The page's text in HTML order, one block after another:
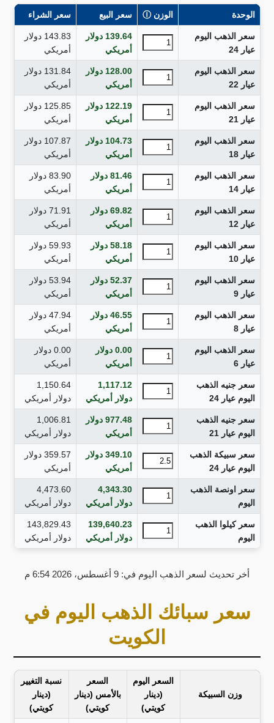
الوحدة الوزنⒾ سعر البيع سعر الشراء
سعر الذهب اليوم
عيار 24
139.64 دولار
أمريكي
143.83 دولار
أمريكي
سعر الذهب اليوم
عيار 22
128.00 دولار
أمريكي
131.84 دولار
أمريكي
سعر الذهب اليوم
عيار 21
122.19 دولار
أمريكي
125.85 دولار
أمريكي
سعر الذهب اليوم
عيار 18
104.73 دولار
أمريكي
107.87 دولار
أمريكي
سعر الذهب اليوم
عيار 14
81.46 دولار
أمريكي
83.90 دولار
أمريكي
سعر الذهب اليوم
عيار 12
69.82 دولار
أمريكي
71.91 دولار
أمريكي
سعر الذهب اليوم
عيار 10
58.18 دولار
أمريكي
59.93 دولار
أمريكي
سعر الذهب اليوم
عيار 9
52.37 دولار
أمريكي
53.94 دولار
أمريكي
سعر الذهب اليوم
عيار 8
46.55 دولار
أمريكي
47.94 دولار
أمريكي
سعر الذهب اليوم
عيار 6
0.00 دولار
أمريكي
0.00 دولار
أمريكي
سعر جنيه الذهب
اليوم عيار 24
1,117.12
دولار أمريكي
1,150.64
دولار أمريكي
سعر جنيه الذهب
اليوم عيار 21
977.48 دولار
أمريكي
1,006.81
دولار أمريكي
سعر سبيكة الذهب
اليوم عيار 24
349.10 دولار
أمريكي
359.57 دولار
أمريكي
سعر اونصة الذهب
اليوم
4,343.30
دولار أمريكي
4,473.60
دولار أمريكي
سعر كيلوا الذهب
اليوم
139,640.23
دولار أمريكي
143,829.43
دولار أمريكي
أخر تحديث لسعر الذهب اليوم في: 9 أغسطس، 2026 6:54 م
سعر سبائك الذهب اليوم في
الكويت
وزن السبيكة
السعر اليوم
(دينار
كويتي)
السعر
بالأمس (دينار
كويتي)
نسبة التغيير
(دينار
كويتي)